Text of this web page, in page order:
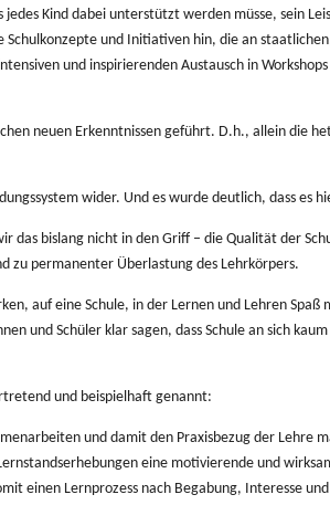
Kind dabei unterstützt werden müsse, sein
und Initiativen hin, die an
und inspirierenden Austausch in
neuen Erkenntnissen geführt. D.h., allein die
wider. Und es wurde deutlich, dass es
bislang nicht in den Griff – die Qualität der
zu permanenter Überlastung des Lehrkörpers.
auf eine Schule, in der Lernen und Lehren
und Schüler klar sagen, dass Schule an sich
und beispielhaft genannt:
und damit den Praxisbezug der Lehre
eine motivierende und
einen Lernprozess nach Begabung, Interesse